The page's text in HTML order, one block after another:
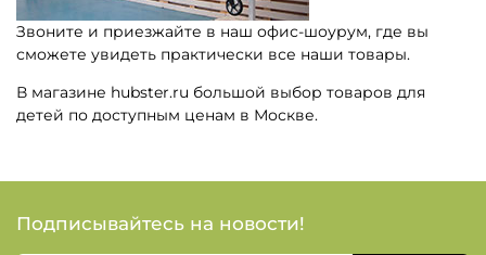
Звоните и приезжайте в наш офис-шоурум, где вы
сможете увидеть практически все наши товары.
В магазине hubster.ru большой выбор товаров для
детей по доступным ценам в Москве.
Подписывайтесь на новости!